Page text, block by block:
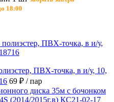
18:00
ПВХ-точка, в и/у, 10,
69 ₽ / пар